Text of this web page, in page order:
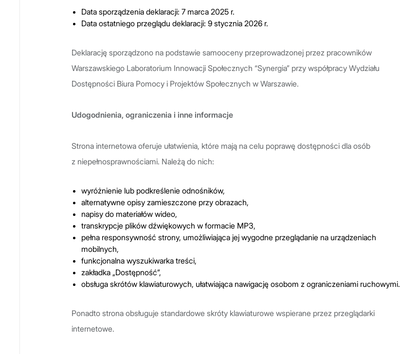
Data sporządzenia deklaracji: 7 marca 2025 r.
Data ostatniego przeglądu deklaracji: 9 stycznia 2026 r.
Deklarację sporządzono na podstawie samooceny przeprowadzonej przez pracowników
Warszawskiego Laboratorium Innowacji Społecznych “Synergia” przy współpracy Wydziału
Dostępności Biura Pomocy i Projektów Społecznych w Warszawie.
Udogodnienia, ograniczenia i inne informacje
Strona internetowa oferuje ułatwienia, które mają na celu poprawę dostępności dla osób
z niepełnosprawnościami. Należą do nich:
wyróżnienie lub podkreślenie odnośników,
alternatywne opisy zamieszczone przy obrazach,
napisy do materiałów wideo,
transkrypcje plików dźwiękowych w formacie MP3,
pełna responsywność strony, umożliwiająca jej wygodne przeglądanie na urządzeniach
mobilnych,
funkcjonalna wyszukiwarka treści,
zakładka „Dostępność”,
obsługa skrótów klawiaturowych, ułatwiająca nawigację osobom z ograniczeniami ruchowymi.
Ponadto strona obsługuje standardowe skróty klawiaturowe wspierane przez przeglądarki
internetowe.